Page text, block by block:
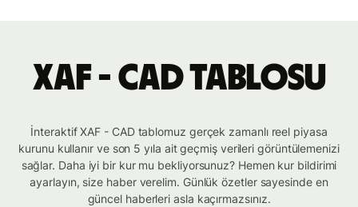
XAF - CAD tablosu
İnteraktif XAF - CAD tablomuz gerçek zamanlı reel piyasa
kurunu kullanır ve son 5 yıla ait geçmiş verileri görüntülemenizi
sağlar. Daha iyi bir kur mu bekliyorsunuz? Hemen kur bildirimi
ayarlayın, size haber verelim. Günlük özetler sayesinde en
güncel haberleri asla kaçırmazsınız.